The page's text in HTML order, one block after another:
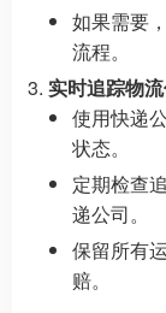
如果需要
流程。
实时追踪物流
使用快递
状态。
定期检查
递公司。
保留所有
赔。